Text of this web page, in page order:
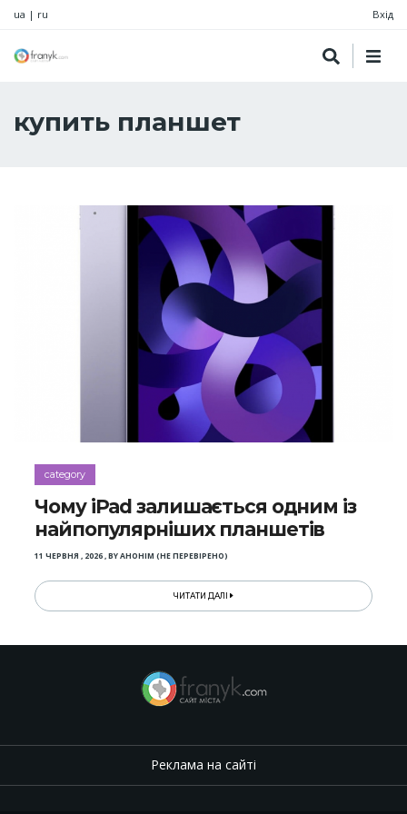
ua | ru Вхід
купить планшет
category
Чому iPad залишається одним із
найпопулярніших планшетів
11 ЧЕРВНЯ , 2026,BYАНОНІМ (НЕ ПЕРЕВІРЕНО)
ЧИТАТИ ДАЛІ
Реклама на сайті